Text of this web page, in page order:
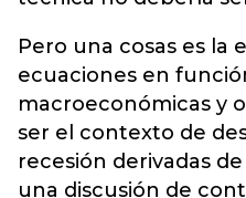
Pero una cosas es la
ecuaciones en
macroeconómicas y
ser el contexto de
recesión derivadas
una discusión de